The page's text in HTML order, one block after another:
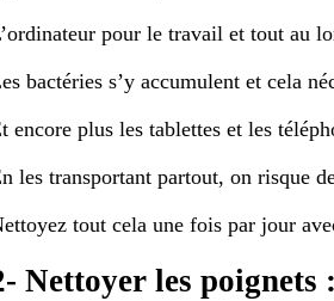
pour le travail et tout au
bactéries s’y accumulent et cela
encore plus les tablettes et les
les transportant partout, on risque
tout cela une fois par jour
Nettoyer les poignets :